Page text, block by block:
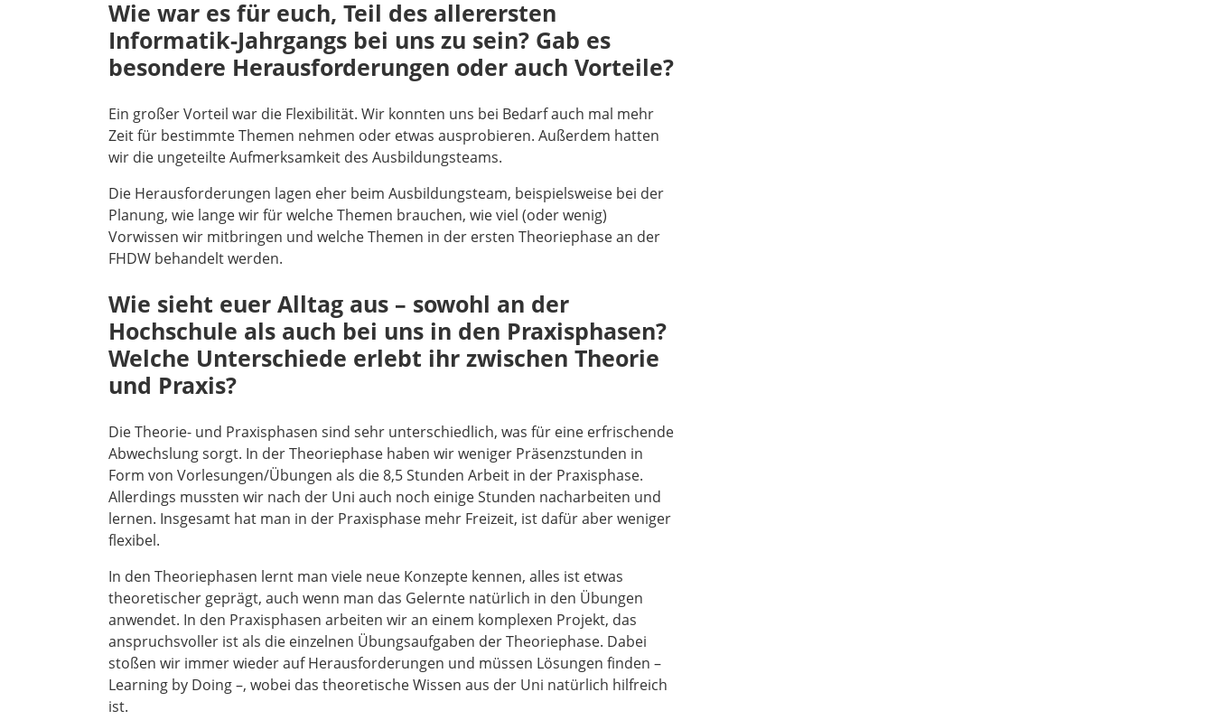
Wie war es für euch, Teil des allerersten
Informatik-Jahrgangs bei uns zu sein? Gab es
besondere Herausforderungen oder auch Vorteile?
Ein großer Vorteil war die Flexibilität. Wir konnten uns bei Bedarf auch mal mehr
Zeit für bestimmte Themen nehmen oder etwas ausprobieren. Außerdem hatten
wir die ungeteilte Aufmerksamkeit des Ausbildungsteams.
Die Herausforderungen lagen eher beim Ausbildungsteam, beispielsweise bei der
Planung, wie lange wir für welche Themen brauchen, wie viel (oder wenig)
Vorwissen wir mitbringen und welche Themen in der ersten Theoriephase an der
FHDW behandelt werden.
Wie sieht euer Alltag aus – sowohl an der
Hochschule als auch bei uns in den Praxisphasen?
Welche Unterschiede erlebt ihr zwischen Theorie
und Praxis?
Die Theorie- und Praxisphasen sind sehr unterschiedlich, was für eine erfrischende
Abwechslung sorgt. In der Theoriephase haben wir weniger Präsenzstunden in
Form von Vorlesungen/Übungen als die 8,5 Stunden Arbeit in der Praxisphase.
Allerdings mussten wir nach der Uni auch noch einige Stunden nacharbeiten und
lernen. Insgesamt hat man in der Praxisphase mehr Freizeit, ist dafür aber weniger
flexibel.
In den Theoriephasen lernt man viele neue Konzepte kennen, alles ist etwas
theoretischer geprägt, auch wenn man das Gelernte natürlich in den Übungen
anwendet. In den Praxisphasen arbeiten wir an einem komplexen Projekt, das
anspruchsvoller ist als die einzelnen Übungsaufgaben der Theoriephase. Dabei
stoßen wir immer wieder auf Herausforderungen und müssen Lösungen finden –
Learning by Doing –, wobei das theoretische Wissen aus der Uni natürlich hilfreich
ist.